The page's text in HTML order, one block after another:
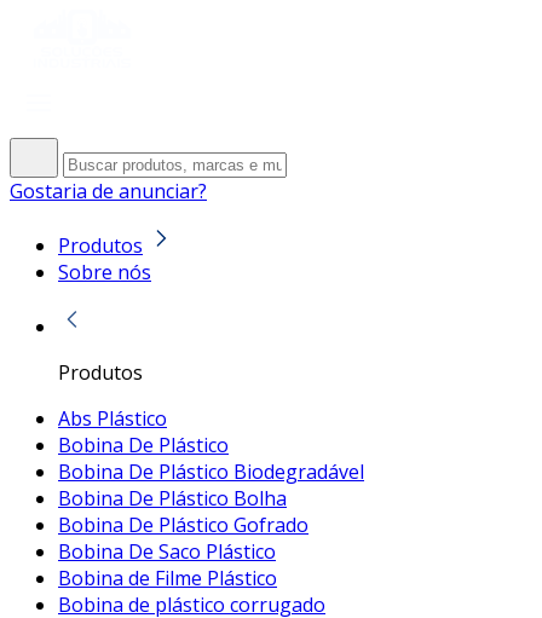
Gostaria de anunciar?
Produtos
Sobre nós
Produtos
Abs Plástico
Bobina De Plástico
Bobina De Plástico Biodegradável
Bobina De Plástico Bolha
Bobina De Plástico Gofrado
Bobina De Saco Plástico
Bobina de Filme Plástico
Bobina de plástico corrugado